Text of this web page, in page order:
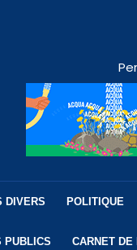
DIVERS POLITIQUE
PUBLICS CARNET DE